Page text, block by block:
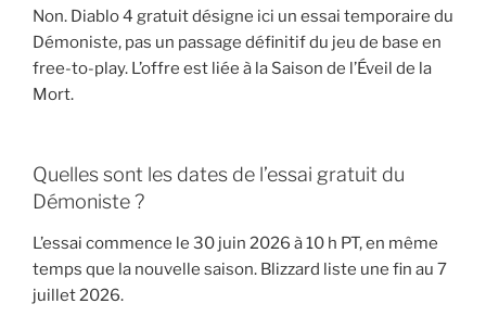
Non. Diablo 4 gratuit désigne ici un essai temporaire du
Démoniste, pas un passage définitif du jeu de base en
free-to-play. L’offre est liée à la Saison de l’Éveil de la
Mort.
Quelles sont les dates de l’essai gratuit du
Démoniste ?
L’essai commence le 30 juin 2026 à 10 h PT, en même
temps que la nouvelle saison. Blizzard liste une fin au 7
juillet 2026.